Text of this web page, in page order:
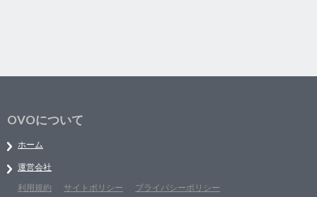
OVOについて
ホーム
運営会社
利用規約
サイトポリシー プライバシーポリシー